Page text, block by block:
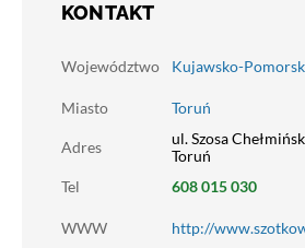
KONTAKT
Województwo Kujawsko-
Miasto Toruń
Adres
ul. Szosa
Toruń
Tel
608 015 030
WWW http://